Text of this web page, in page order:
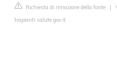
Richiesta di rimozione della fonte |
trapianti.salute.gov.it